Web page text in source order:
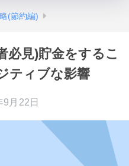
(節約編)
必見)貯金をするこ
ティブな影響
9月22日